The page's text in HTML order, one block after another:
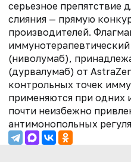
серьезное препятствие
слияния — прямую
производителей.
(ниволумаб),
(дурвалумаб) от
контрольных точек
применяются при одних
почти неизбежно
антимонопольных